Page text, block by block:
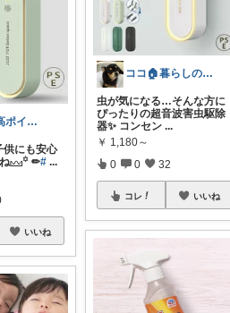
🌸れな_高ポイントday🛒♩◡̈*
供にも安心
ね𓈊꙳ ✏︎# ...
いいね
ココ🏠暮らしの必需品
虫が気になる…そんな方に
ぴったりの超音波害虫駆除
器✨ コンセン ...
￥ 1,180～
0 0 32
コレ いいね